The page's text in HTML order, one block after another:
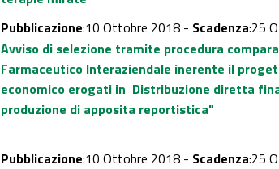
Pubblicazione:10 Ottobre 2018 - Scadenza:25
Avviso di selezione tramite procedura
Farmaceutico Interaziendale inerente il
economico erogati in Distribuzione diretta
produzione di apposita reportistica"
Pubblicazione:10 Ottobre 2018 - Scadenza:25